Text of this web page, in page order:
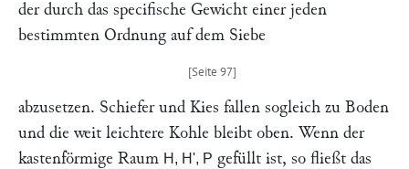
der durch das specifische Gewicht einer jeden
bestimmten Ordnung auf dem Siebe
abzusetzen. Schiefer und Kies fallen sogleich zu Boden
und die weit leichtere Kohle bleibt oben. Wenn der
kastenförmige Raum H, H', P gefüllt ist, so fließt das